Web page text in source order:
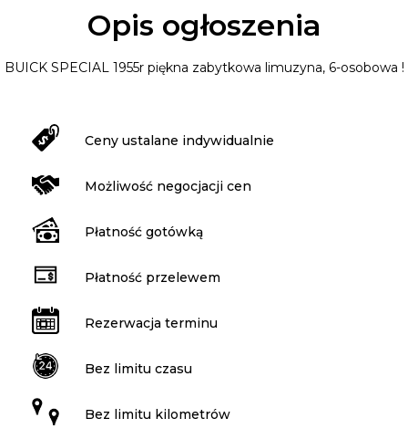
Opis ogłoszenia
BUICK SPECIAL 1955r piękna zabytkowa limuzyna, 6-osobowa !
Ceny ustalane indywidualnie
Możliwość negocjacji cen
Płatność gotówką
Płatność przelewem
Rezerwacja terminu
Bez limitu czasu
Bez limitu kilometrów